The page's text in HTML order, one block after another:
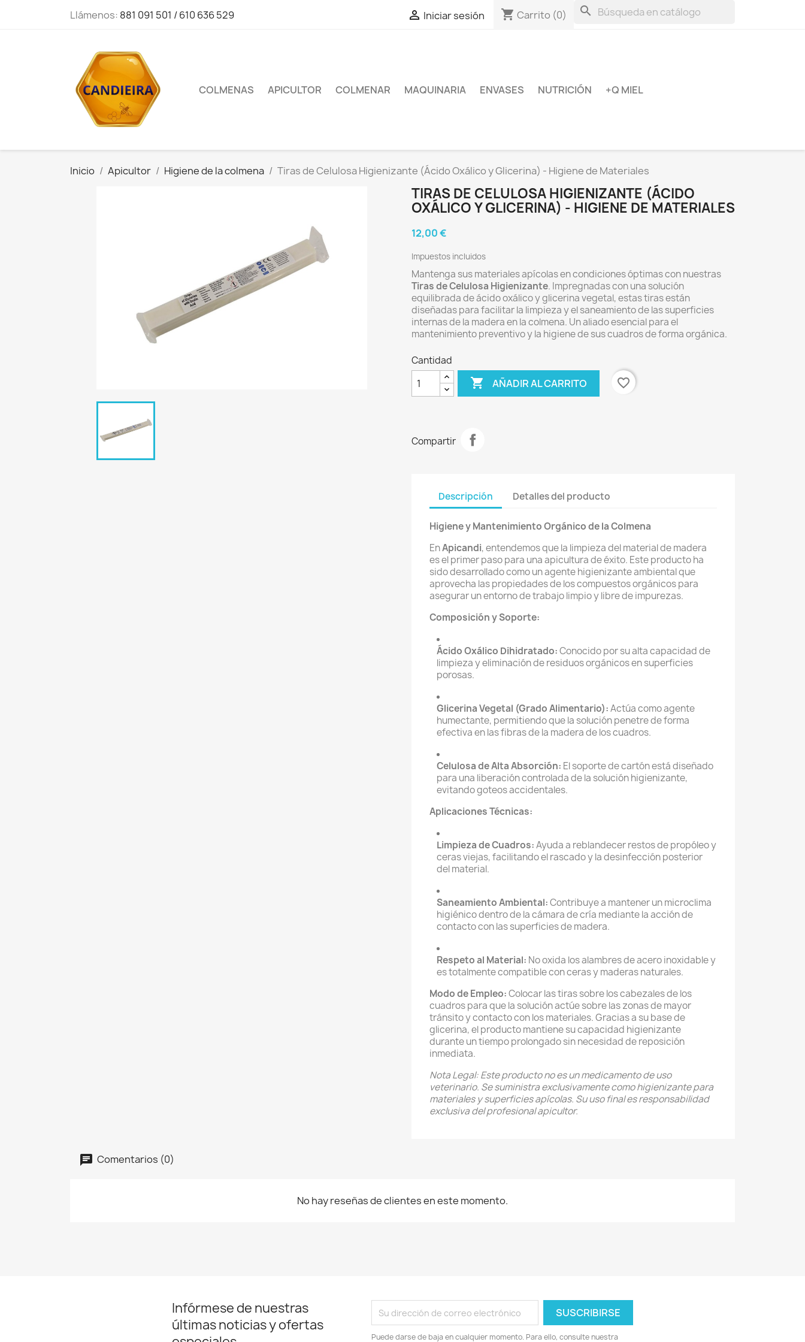
Llámenos: 881 091 501 / 610 636 529  Iniciar sesión shopping_cart Carrito (0) search
COLMENAS APICULTOR COLMENAR MAQUINARIA ENVASES NUTRICIÓN +Q MIEL
Inicio Apicultor Higiene de la colmena Tiras de Celulosa Higienizante (Ácido Oxálico y Glicerina) - Higiene de Materiales
TIRAS DE CELULOSA HIGIENIZANTE (ÁCIDO
OXÁLICO Y GLICERINA) - HIGIENE DE MATERIALES
12,00 €
Impuestos incluidos
Mantenga sus materiales apícolas en condiciones óptimas con nuestras
Tiras de Celulosa Higienizante. Impregnadas con una solución
equilibrada de ácido oxálico y glicerina vegetal, estas tiras están
diseñadas para facilitar la limpieza y el saneamiento de las superficies
internas de la madera en la colmena. Un aliado esencial para el
mantenimiento preventivo y la higiene de sus cuadros de forma orgánica.
Cantidad
 AÑADIR AL CARRITO favorite_border
Compartir
Descripción Detalles del producto
Higiene y Mantenimiento Orgánico de la Colmena
EnApicandi, entendemos que la limpieza del material de madera
es el primer paso para una apicultura de éxito. Este producto ha
sido desarrollado como un agente higienizante ambiental que
aprovecha las propiedades de los compuestos orgánicos para
asegurar un entorno de trabajo limpio y libre de impurezas.
Composición y Soporte:
Ácido Oxálico Dihidratado:Conocido por su alta capacidad de
limpieza y eliminación de residuos orgánicos en superficies
porosas.
Glicerina Vegetal (Grado Alimentario):Actúa como agente
humectante, permitiendo que la solución penetre de forma
efectiva en las fibras de la madera de los cuadros.
Celulosa de Alta Absorción: El soporte de cartón está diseñado
para una liberación controlada de la solución higienizante,
evitando goteos accidentales.
Aplicaciones Técnicas:
Limpieza de Cuadros:Ayuda a reblandecer restos de propóleo y
ceras viejas, facilitando el rascado y la desinfección posterior
del material.
Saneamiento Ambiental:Contribuye a mantener un microclima
higiénico dentro de la cámara de cría mediante la acción de
contacto con las superficies de madera.
Respeto al Material: No oxida los alambres de acero inoxidable y
es totalmente compatible con ceras y maderas naturales.
Modo de Empleo:Colocar las tiras sobre los cabezales de los
cuadros para que la solución actúe sobre las zonas de mayor
tránsito y contacto con los materiales. Gracias a su base de
glicerina, el producto mantiene su capacidad higienizante
durante un tiempo prolongado sin necesidad de reposición
inmediata.
Nota Legal: Este producto no es un medicamento de uso
veterinario. Se suministra exclusivamente como higienizante para
materiales y superficies apícolas. Su uso final es responsabilidad
exclusiva del profesional apicultor.
Comentarios (0)
No hay reseñas de clientes en este momento.
Infórmese de nuestras
últimas noticias y ofertas
Puede darse de baja en cualquier momento. Para ello, consulte nuestra